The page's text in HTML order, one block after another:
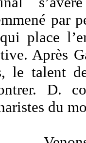
par
place
Après
le talent
D.
du